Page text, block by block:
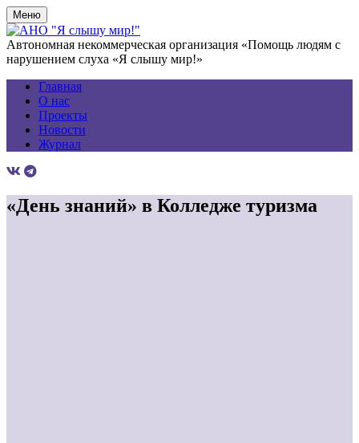
Меню
Автономная некоммерческая организация «Помощь людям с
нарушением слуха «Я слышу мир!»
Главная
О нас
Проекты
Новости
Журнал
«День знаний» в Колледже туризма